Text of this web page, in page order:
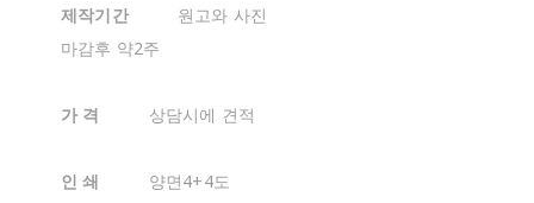
제작기간
원고와 사진
마감후 약2주
가 격 상담시에 견적
인 쇄 양면4+4도